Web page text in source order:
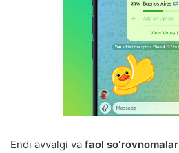
Endi avvalgi va faol soʻrovnomalar